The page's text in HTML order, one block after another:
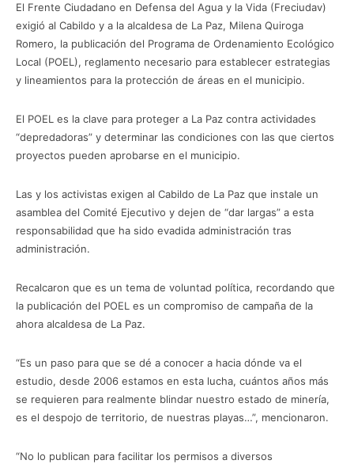
El Frente Ciudadano en Defensa del Agua y la Vida (Freciudav)
exigió al Cabildo y a la alcaldesa de La Paz, Milena Quiroga
Romero, la publicación del Programa de Ordenamiento Ecológico
Local (POEL), reglamento necesario para establecer estrategias
y lineamientos para la protección de áreas en el municipio.
El POEL es la clave para proteger a La Paz contra actividades
“depredadoras” y determinar las condiciones con las que ciertos
proyectos pueden aprobarse en el municipio.
Las y los activistas exigen al Cabildo de La Paz que instale un
asamblea del Comité Ejecutivo y dejen de “dar largas” a esta
responsabilidad que ha sido evadida administración tras
administración.
Recalcaron que es un tema de voluntad política, recordando que
la publicación del POEL es un compromiso de campaña de la
ahora alcaldesa de La Paz.
“Es un paso para que se dé a conocer a hacia dónde va el
estudio, desde 2006 estamos en esta lucha, cuántos años más
se requieren para realmente blindar nuestro estado de minería,
es el despojo de territorio, de nuestras playas…”, mencionaron.
“No lo publican para facilitar los permisos a diversos